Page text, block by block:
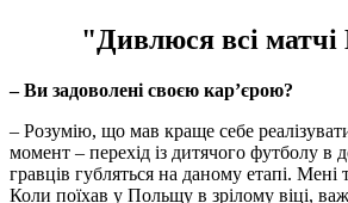
"Дивлюся всі
– Ви задоволені своєю кар’єрою?
– Розумію, що мав краще себе
момент – перехід із дитячого футболу в
гравців губляться на даному етапі. Мені
Коли поїхав у Польщу в зрілому віці,